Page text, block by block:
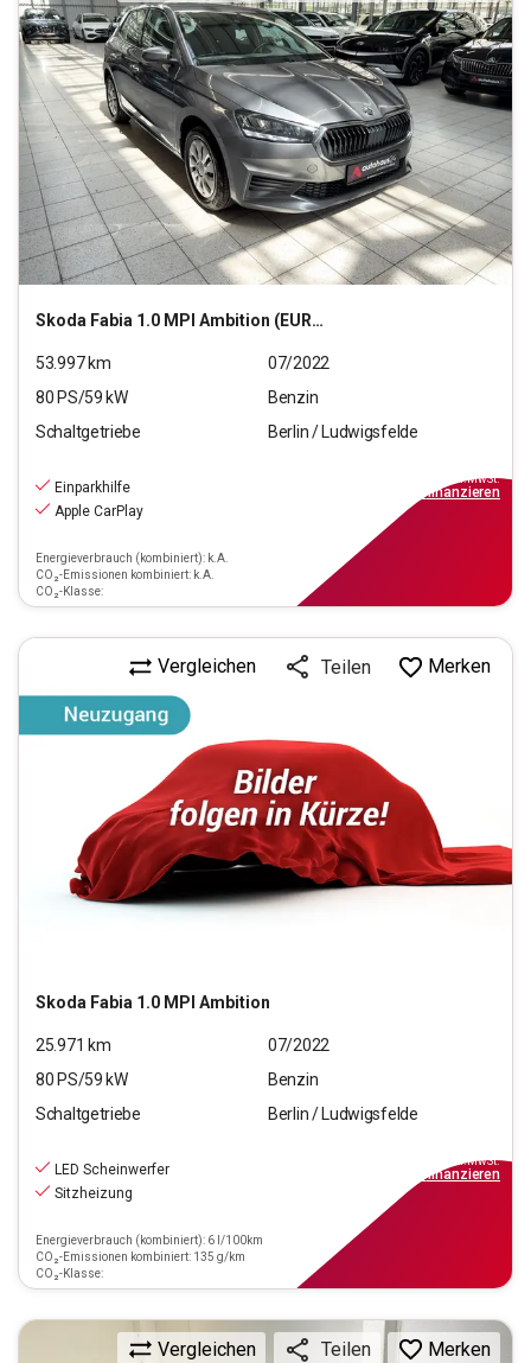
Skoda Fabia 1.0 MPI Ambition (EURO 6d)
53.997km
07/2022
80 PS/59 kW
Benzin
Schaltgetriebe
Berlin / Ludwigsfelde
Einparkhilfe
Apple CarPlay
Energieverbrauch (kombiniert): k.A.
CO₂-Emissionen kombiniert: k.A.
CO₂-Klasse:
inkl.MwSt.
finanzieren
Skoda Fabia 1.0 MPI Ambition
Vergleichen Teilen Merken
25.971 km
07/2022
80 PS/59 kW
Benzin
Schaltgetriebe
Berlin / Ludwigsfelde
LED Scheinwerfer
Sitzheizung
Energieverbrauch (kombiniert): 6 l/100km
CO₂-Emissionen kombiniert: 135 g/km
CO₂-Klasse:
inkl.MwSt.
finanzieren
Vergleichen Teilen Merken